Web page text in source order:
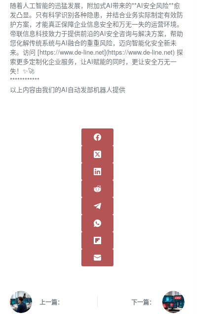
随着人工智能的迅猛发展，附加式AI带来的**AI安全风险**愈
发凸显。只有科学识别各种隐患，并结合业务实际制定有效防
护方案，才能真正保障企业信息安全和万无一失的运营环境。
帝联信息科技致力于提供前沿的AI安全咨询与解决方案，帮助
您化解传统系统与AI融合的重重风险，迈向智能化安全新未
来。访问 [https://www.de-line.net](https://www.de-line.net) 探
索更多定制化企业服务，让AI赋能的同时，更让安全万无一
失！✨🚀
************
以上内容由我们的AI自动发部机器人提供
上一篇： 下一篇：